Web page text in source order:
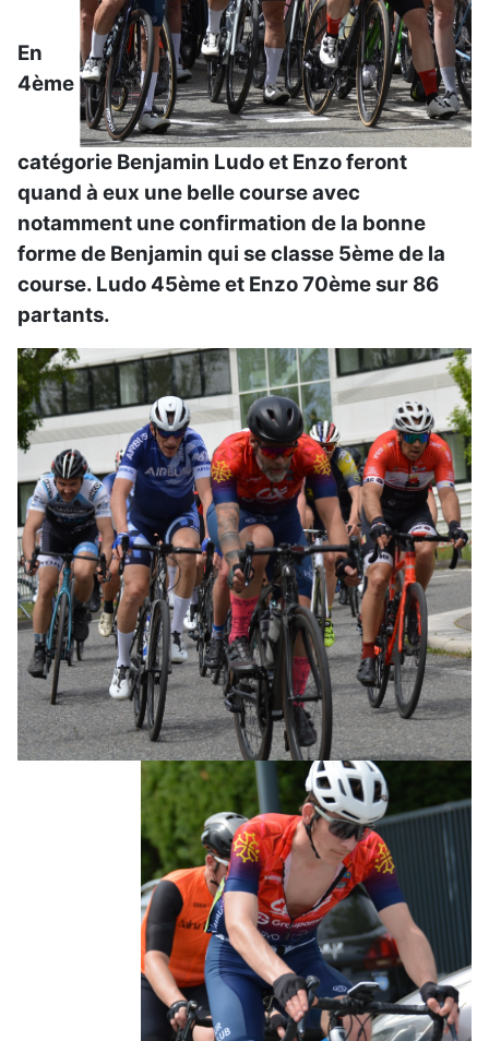
En
4ème
catégorie Benjamin Ludo et Enzo feront
quand à eux une belle course avec
notamment une confirmation de la bonne
forme de Benjamin qui se classe 5ème de la
course. Ludo 45ème et Enzo 70ème sur 86
partants.